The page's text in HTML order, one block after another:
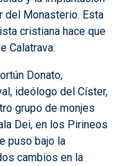
del Monasterio. Esta
cristiana hace que
Calatrava.
Donato,
ideólogo del Císter,
grupo de monjes
Dei, en los Pirineos
puso bajo la
cambios en la